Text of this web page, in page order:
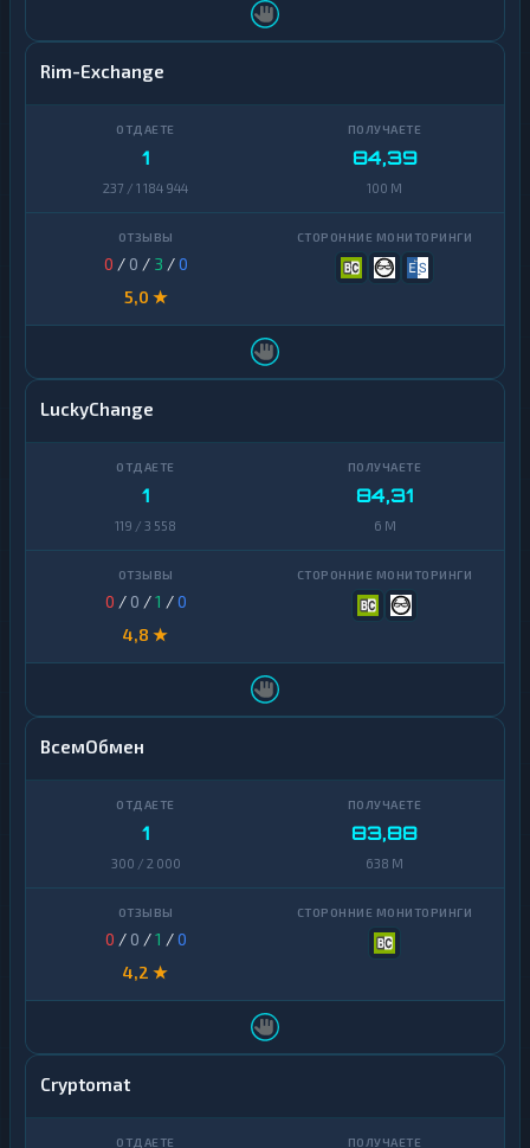
Rim-Exchange
1
237 / 1 184 944
84,39
100 M
0 / 0 / 3 /0
5,0 ★
LuckyChange
1
119 / 3 558
84,31
6 M
0 / 0 /1 /0
4,8 ★
ВсемОбмен
1
300 / 2 000
83,88
638 M
0 / 0 /1 /0
4,2 ★
Cryptomat
Tezos1
Zcash1